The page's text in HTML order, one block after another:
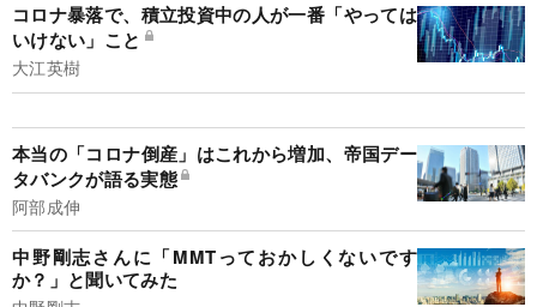
コロナ暴落で、積立投資中の人が一番「やっては
いけない」こと
大江英樹
本当の「コロナ倒産」はこれから増加、帝国デー
タバンクが語る実態
阿部成伸
中野剛志さんに「MMTっておかしくないです
か？」と聞いてみた